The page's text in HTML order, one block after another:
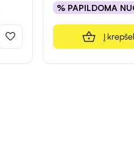
% PAPILDOMA
Į